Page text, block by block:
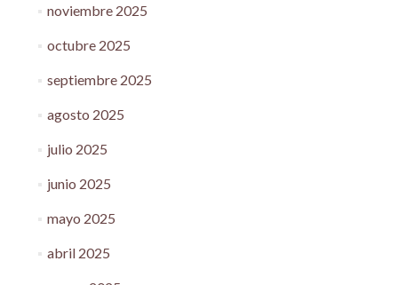
noviembre 2025
octubre 2025
septiembre 2025
agosto 2025
julio 2025
junio 2025
mayo 2025
abril 2025